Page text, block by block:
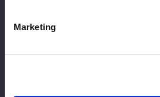
Marketing